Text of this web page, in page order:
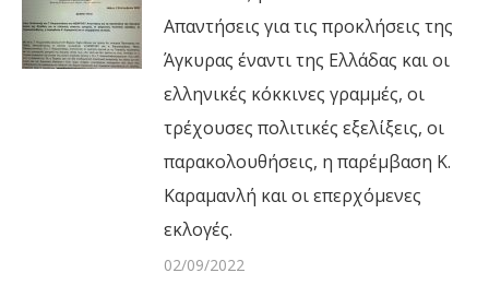
Απαντήσεις για τις προκλήσεις της
Άγκυρας έναντι της Ελλάδας και οι
ελληνικές κόκκινες γραμμές, οι
τρέχουσες πολιτικές εξελίξεις, οι
παρακολουθήσεις, η παρέμβαση Κ.
Καραμανλή και οι επερχόμενες
εκλογές.
02/09/2022